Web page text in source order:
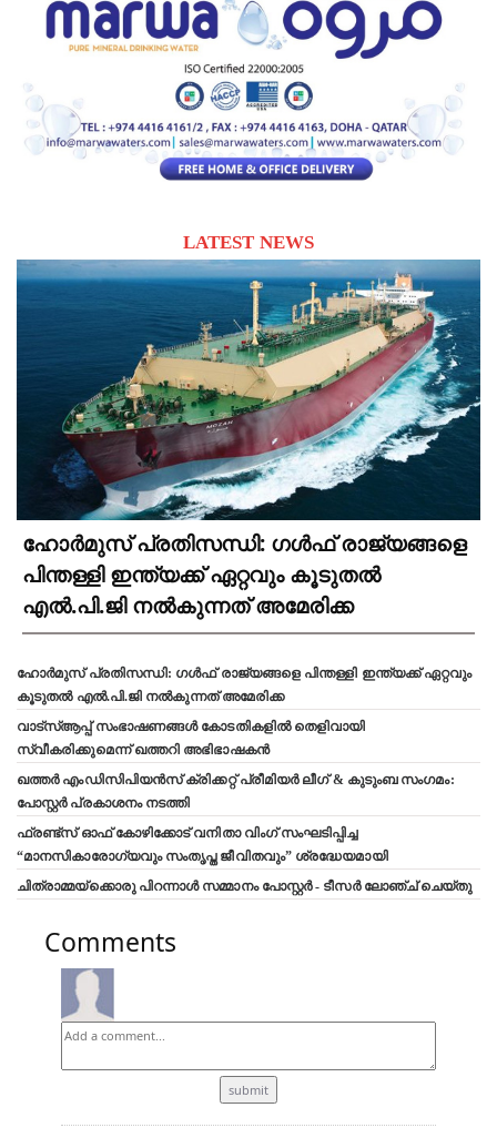
LATEST NEWS
ഹോർമുസ് പ്രതിസന്ധി: ഗൾഫ് രാജ്യങ്ങളെ
പിന്തള്ളി ഇന്ത്യക്ക് ഏറ്റവും കൂടുതൽ
എൽ.പി.ജി നൽകുന്നത് അമേരിക്ക
ഹോർമുസ് പ്രതിസന്ധി: ഗൾഫ് രാജ്യങ്ങളെ പിന്തള്ളി ഇന്ത്യക്ക് ഏറ്റവും
കൂടുതൽ എൽ.പി.ജി നൽകുന്നത് അമേരിക്ക
വാട്‌സ്ആപ്പ് സംഭാഷണങ്ങൾ കോടതികളിൽ തെളിവായി
സ്വീകരിക്കുമെന്ന് ഖത്തറി അഭിഭാഷകൻ
ഖത്തർ എംഡിസിപിയൻസ് ക്രിക്കറ്റ് പ്രീമിയർ ലീഗ് & കുടുംബ സംഗമം:
പോസ്റ്റർ പ്രകാശനം നടത്തി
ഫ്രണ്ട്സ് ഓഫ് കോഴിക്കോട് വനിതാ വിംഗ് സംഘടിപ്പിച്ച
“മാനസികാരോഗ്യവും സംതൃപ്ത ജീവിതവും” ശ്രദ്ധേയമായി
ചിത്രാമ്മയ്ക്കൊരു പിറന്നാൾ സമ്മാനം പോസ്റ്റർ - ടീസർ ലോഞ്ച് ചെയ്തു
Comments